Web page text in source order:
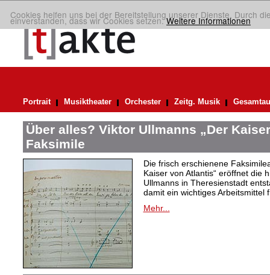
Cookies helfen uns bei der Bereitstellung unserer Dienste. Durch
einverstanden, dass wir Cookies setzen.Weitere Informationen
Portrait Musiktheater Orchester Zeitg. Musik
Über alles? Viktor Ullmanns „Der
Faksimile
Die frisch erschienene
Kaiser von Atlantis“ eröffnet die
Ullmanns in Theresienstadt
damit ein wichtiges Arbeitsmittel
Mehr...